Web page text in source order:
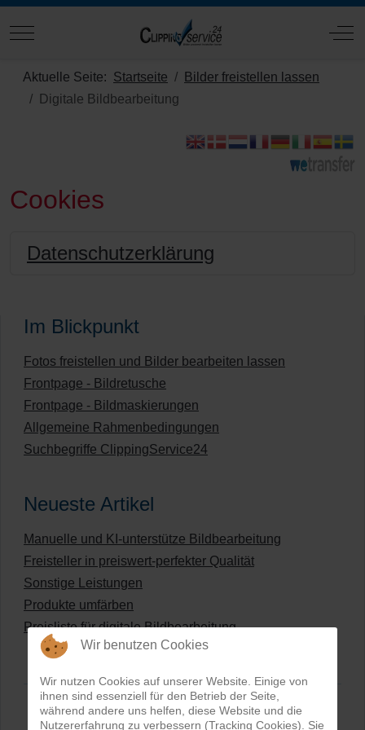
Mobile Menu Toggle Off-
Aktuelle Seite: Startseite
Bilder freistellen lassen
Digitale Bildbearbeitung
Cookies
Datenschutzerklärung
Im Blickpunkt
Fotos freistellen und Bilder bearbeiten lassen
Frontpage - Bildretusche
Frontpage - Bildmaskierungen
Allgemeine Rahmenbedingungen
Suchbegriffe ClippingService24
Neueste Artikel
Manuelle und KI-unterstütze Bildbearbeitung
Freisteller in preiswert-perfekter Qualität
Sonstige Leistungen
Produkte umfärben
Preisliste für digitale Bildbearbeitung
Wir benutzen Cookies
Wir nutzen Cookies auf unserer Website. Einige von
ihnen sind essenziell für den Betrieb der Seite,
während andere uns helfen, diese Website und die
Nutzererfahrung zu verbessern (Tracking Cookies). Sie